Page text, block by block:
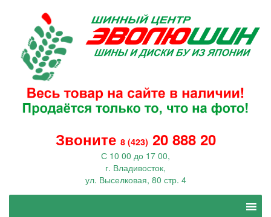
Звоните 8 (423) 20 888 20
С 10 00 до 17 00,
г. Владивосток,
ул. Выселковая, 80 стр. 4